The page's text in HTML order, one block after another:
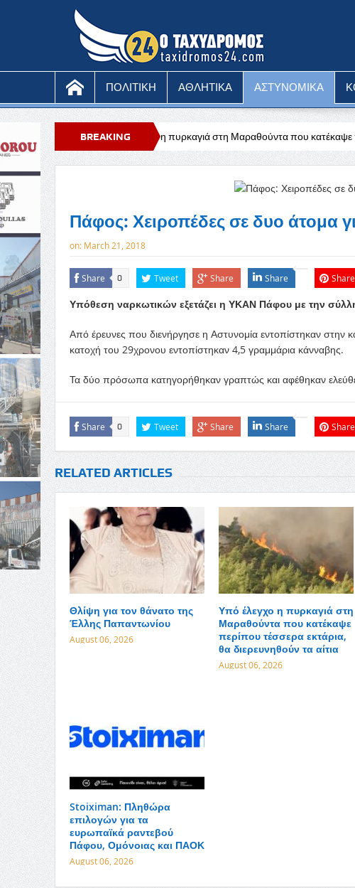
ΠΟΛΙΤΙΚΗ ΑΘΛΗΤΙΚΑ ΑΣΤΥΝΟΜΙΚΑ
BREAKING
NEWS
Υπό έλεγχο η πυρκαγιά στη Μαραθούντα που κατέκαψε περίπου τέσσερα
Πάφος: Χειροπέδες σε δυο άτομα
on: March 21, 2018
Share 0 Tweet Share Share Share
Υπόθεση ναρκωτικών εξετάζει η ΥΚΑΝ Πάφου με την
Από έρευνες που διενήργησε η Αστυνομία εντοπίστηκαν
κατοχή του 29χρονου εντοπίστηκαν 4,5 γραμμάρια κάνναβης.
Τα δύο πρόσωπα κατηγορήθηκαν γραπτώς και αφέθηκαν
Share 0 Tweet Share Share Share
RELATED ARTICLES
Θλίψη για τον θάνατο της
Έλλης Παπαντωνίου
August 06, 2026
Υπό έλεγχο η πυρκαγιά στη
Μαραθούντα που κατέκαψε
περίπου τέσσερα εκτάρια,
θα διερευνηθούν τα αίτια
August 06, 2026
Stoiximan: Πληθώρα
επιλογών για τα
ευρωπαϊκά ραντεβού
Πάφου, Ομόνοιας και ΠΑΟΚ
August 06, 2026